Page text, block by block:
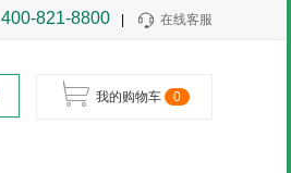
在线客服
400-821-8800
我的购物车 0